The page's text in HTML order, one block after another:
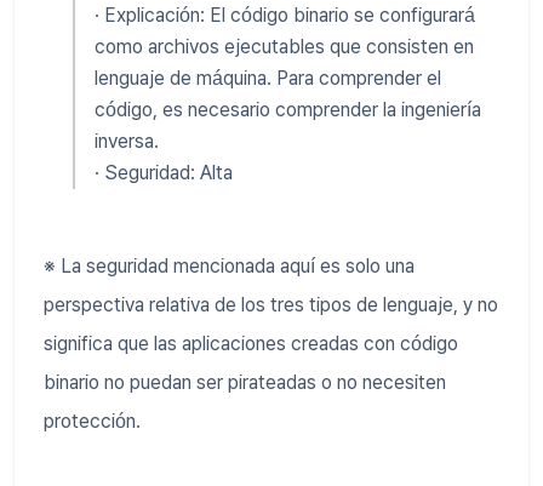
· Explicación: El código binario se configurará
como archivos ejecutables que consisten en
lenguaje de máquina. Para comprender el
código, es necesario comprender la ingeniería
inversa.
· Seguridad: Alta
※ La seguridad mencionada aquí es solo una
perspectiva relativa de los tres tipos de lenguaje, y no
significa que las aplicaciones creadas con código
binario no puedan ser pirateadas o no necesiten
protección.